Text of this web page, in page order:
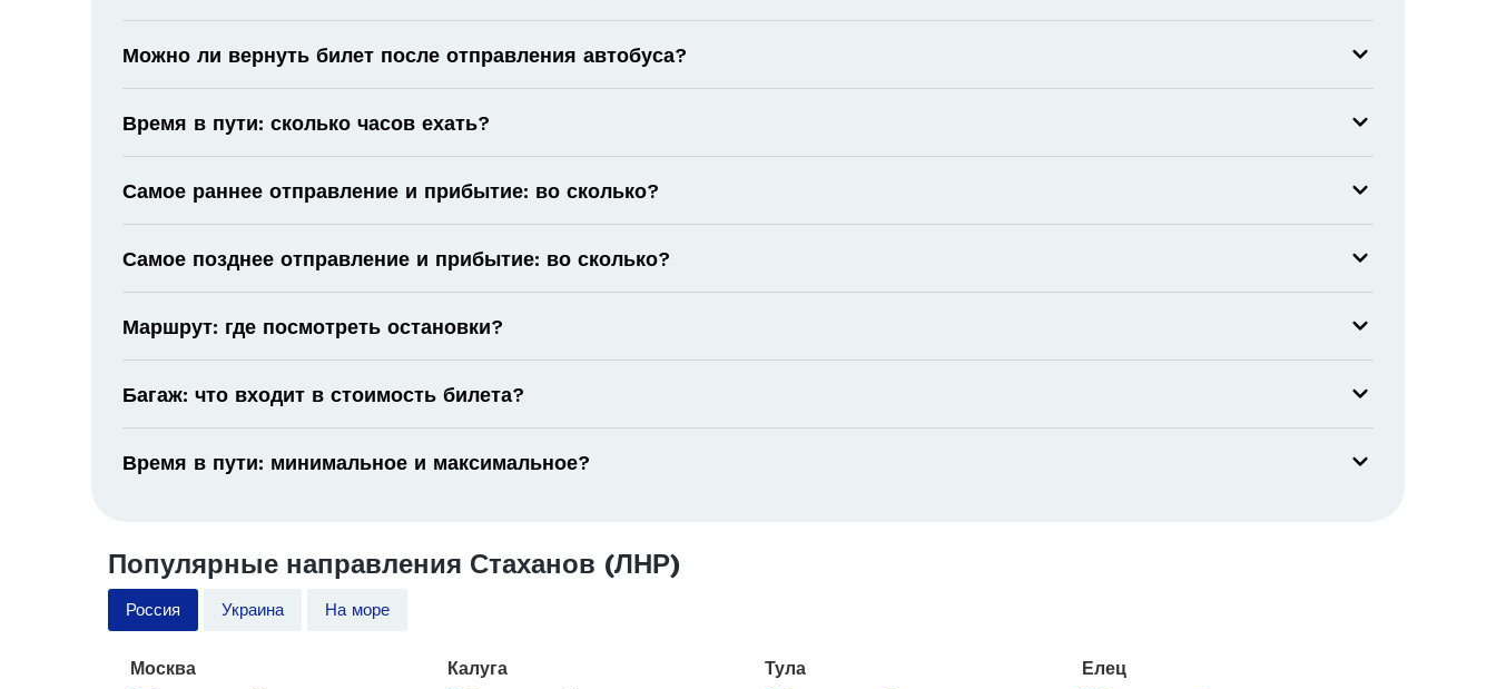
Можно ли вернуть билет после отправления автобуса?
Время в пути: сколько часов ехать?
Самое раннее отправление и прибытие: во сколько?
Самое позднее отправление и прибытие: во сколько?
Маршрут: где посмотреть остановки?
Багаж: что входит в стоимость билета?
Время в пути: минимальное и максимальное?
Популярные направления Стаханов (ЛНР)
Россия Украина На море
Москва Калуга Тула Елец